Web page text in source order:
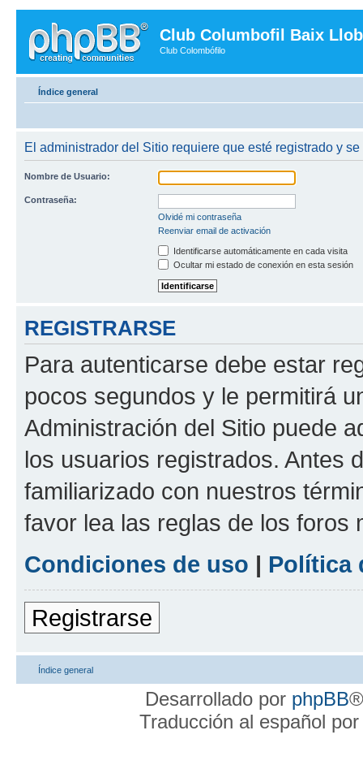
Club Columbofil Baix
Club Colombófilo
Índice general
El administrador del Sitio requiere que esté registrado y
Nombre de Usuario:
Contraseña:
Olvidé mi contraseña
Reenviar email de activación
Identificarse automáticamente en cada visita
Ocultar mi estado de conexión en esta sesión
REGISTRARSE
Para autenticarse debe estar
pocos segundos y le permitirá
Administración del Sitio puede
los usuarios registrados. Antes
familiarizado con nuestros
favor lea las reglas de los foros
Condiciones de uso | Política
Registrarse
Índice general
Desarrollado por phpBB
Traducción al español